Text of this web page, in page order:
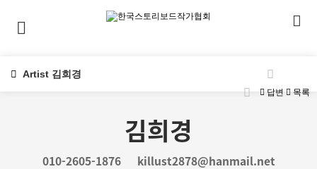
Artist 김희경
김희경
010-2605-1876
killust2878@hanmail.net
답변 목록